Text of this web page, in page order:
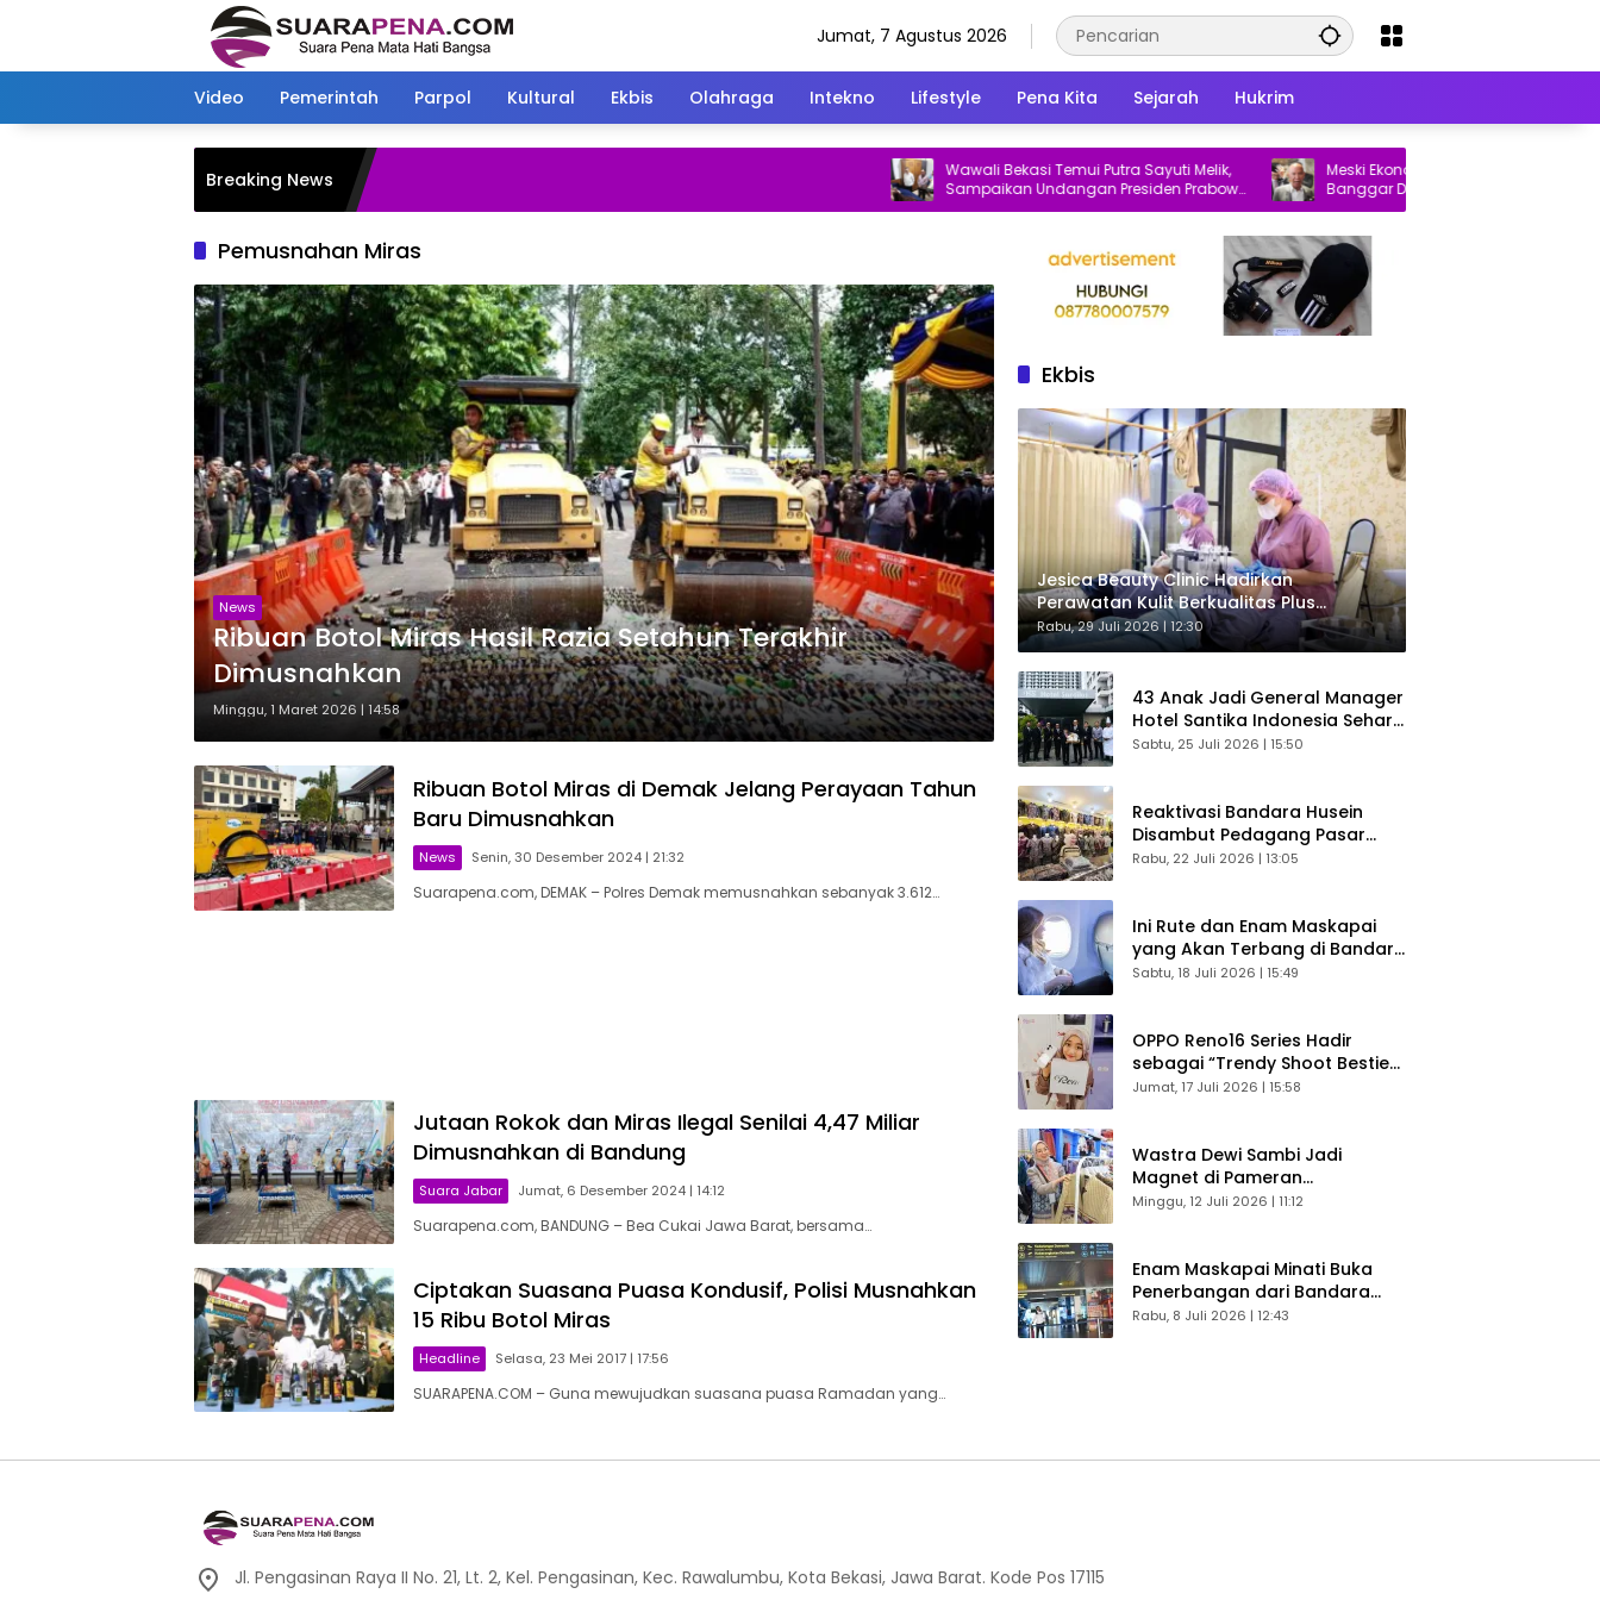
Jumat, 7 Agustus 2026
Video Pemerintah Parpol Kultural Ekbis Olahraga Intekno Lifestyle Pena Kita Sejarah Hukrim
Breaking News
Wawali Bekasi Temui Putra Sayuti Melik,
Sampaikan Undangan Presiden Prabowo
ke Istana Negara
Meski Ekonomi Tumbuh 5,29 Persen,
Banggar DPR Ingatkan Pemerintah Soal
Dua Hal Ini
Pemusnahan Miras
News
Ribuan Botol Miras Hasil Razia Setahun Terakhir
Dimusnahkan
Minggu, 1 Maret 2026 | 14:58
Ribuan Botol Miras di Demak Jelang Perayaan Tahun
Baru Dimusnahkan
News Senin, 30 Desember 2024 | 21:32
Suarapena.com, DEMAK – Polres Demak memusnahkan sebanyak 3.612…
Jutaan Rokok dan Miras Ilegal Senilai 4,47 Miliar
Dimusnahkan di Bandung
Suara Jabar Jumat, 6 Desember 2024 | 14:12
Suarapena.com, BANDUNG – Bea Cukai Jawa Barat, bersama…
Ciptakan Suasana Puasa Kondusif, Polisi Musnahkan
15 Ribu Botol Miras
Headline Selasa, 23 Mei 2017 | 17:56
SUARAPENA.COM – Guna mewujudkan suasana puasa Ramadan yang…
Ekbis
Jesica Beauty Clinic Hadirkan
Perawatan Kulit Berkualitas Plus
Konsultasi Gratis
Rabu, 29 Juli 2026 | 12:30
43 Anak Jadi General Manager
Hotel Santika Indonesia Sehari
Sukses Digelar
Sabtu, 25 Juli 2026 | 15:50
Reaktivasi Bandara Husein
Disambut Pedagang Pasar
Baru, Diyakini Bangkitkan
Rabu, 22 Juli 2026 | 13:05
Ini Rute dan Enam Maskapai
yang Akan Terbang di Bandara
Husein Sastranegara
Sabtu, 18 Juli 2026 | 15:49
OPPO Reno16 Series Hadir
sebagai “Trendy Shoot Bestie”,
Bikin Konten Kreator Makin
Jumat, 17 Juli 2026 | 15:58
Wastra Dewi Sambi Jadi
Magnet di Pameran
Dekranasda, Banyak Diminati
Minggu, 12 Juli 2026 | 11:12
Enam Maskapai Minati Buka
Penerbangan dari Bandara
Husein Sastranegara
Rabu, 8 Juli 2026 | 12:43
Jl. Pengasinan Raya II No. 21, Lt. 2, Kel. Pengasinan, Kec. Rawalumbu, Kota Bekasi, Jawa Barat. Kode Pos 17115